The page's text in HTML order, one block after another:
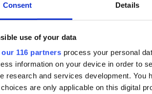
Consent Details
use of your data
our 116 partners process your personal
information on your device in order to
research and services development. You
are only applicable on this digital
jublar över
(tidigare IOGT-NTO, UNF